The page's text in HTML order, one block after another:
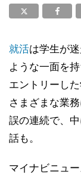
就活は学生が
ような一面を
エントリーし
さまざまな業
誤の連続で、
話も。
マイナビニュ